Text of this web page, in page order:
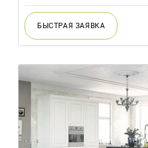
БЫСТРАЯ ЗАЯВКА